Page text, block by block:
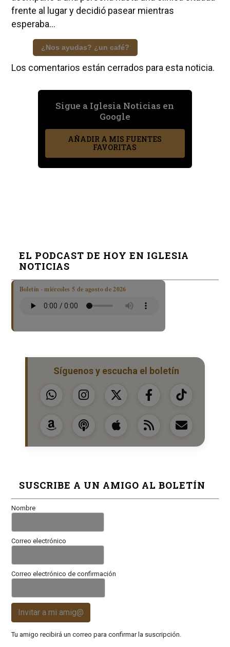
frente al lugar y decidió pasear mientras
esperaba...
¿Nos ayudas? ¿un café?
Los comentarios están cerrados para esta noticia.
Sigue a Iglesia Noticias en
Google
AÑADIR A MIS FUENTES
FAVORITAS
EL PODCAST DE HOY EN IGLESIA
NOTICIAS
Boletín · miércoles 5 de agosto de 2026
Síguenos y escucha el boletín
SUSCRIBE A UN AMIGO AL BOLETÍN
Nombre
Correo electrónico
Correo electrónico de confirmación
Invitar a mi amig@
Tu amigo recibirá un correo para confirmar la suscripción.